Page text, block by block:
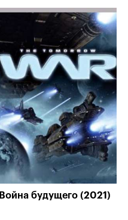
Война будущего (2021)